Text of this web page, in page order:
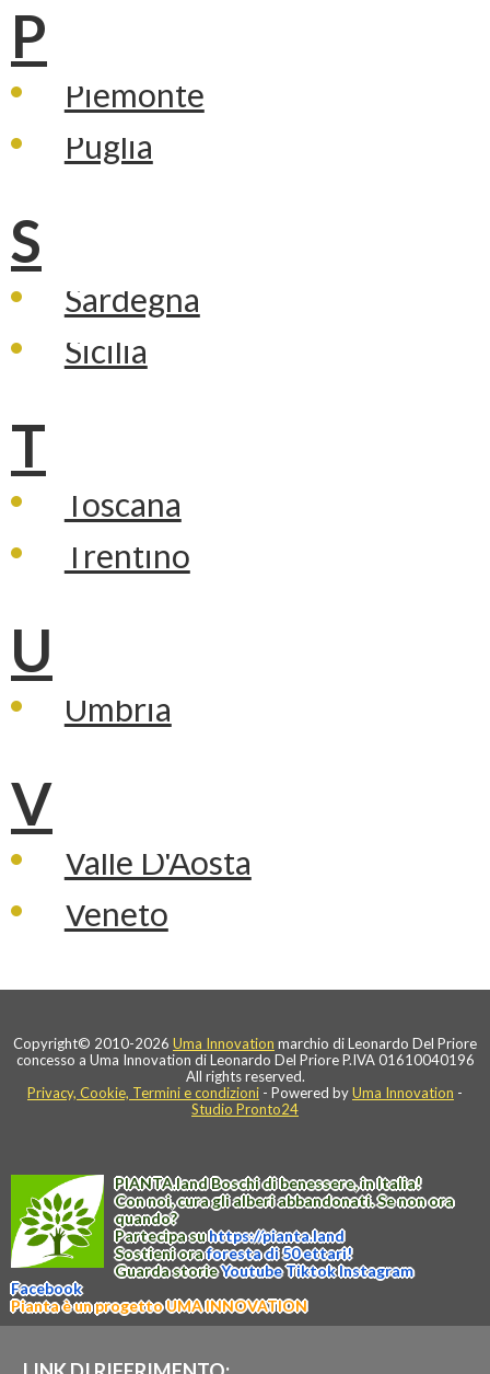
P
Piemonte
Puglia
S
Sardegna
Sicilia
T
Toscana
Trentino
U
Umbria
V
Valle D'Aosta
Veneto
Copyright© 2010-2026 Uma Innovation marchio di Leonardo Del Priore
concesso a Uma Innovation di Leonardo Del Priore P.IVA 01610040196
All rights reserved.
Privacy, Cookie, Termini e condizioni - Powered byUma Innovation -
Studio Pronto24
PIANTA.landBoschi di benessere, in Italia!
Con noi, cura gli alberi abbandonati. Se non ora
quando?
Partecipa suhttps://pianta.land
Sostieni oraforesta di 50 ettari!
Guarda storieYoutubeTiktokInstagram
Facebook
Pianta è un progetto UMA INNOVATION